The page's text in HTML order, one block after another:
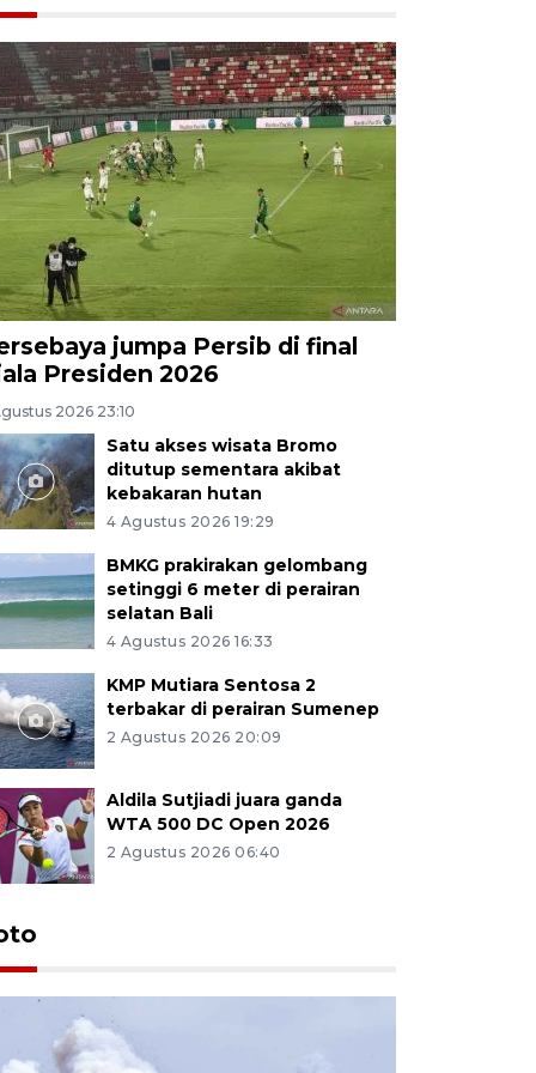
jumpa Persib di final
Presiden 2026
2026 23:10
Satu akses wisata Bromo
ditutup sementara akibat
kebakaran hutan
4 Agustus 2026 19:29
BMKG prakirakan gelombang
setinggi 6 meter di perairan
selatan Bali
4 Agustus 2026 16:33
KMP Mutiara Sentosa 2
terbakar di perairan Sumenep
2 Agustus 2026 20:09
Aldila Sutjiadi juara ganda
WTA 500 DC Open 2026
2 Agustus 2026 06:40